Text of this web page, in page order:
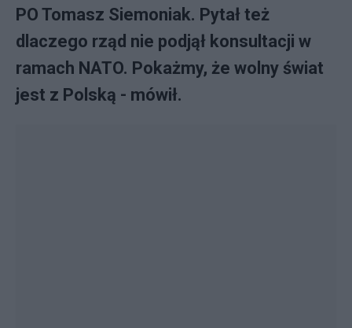
PO Tomasz Siemoniak. Pytał też
dlaczego rząd nie podjął konsultacji w
ramach NATO. Pokażmy, że wolny świat
jest z Polską - mówił.